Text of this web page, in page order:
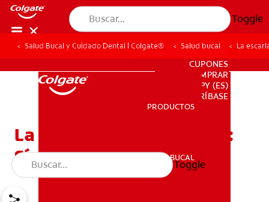
Toggle
PRODUCTOS
SALUD BUCAL
PARA PROFESIONALES
CUPONES
DONDE COMPRAR
PY (ES)
SUSCRÍBASE
PRODUCTOS
SALUD BUCAL
Toggle
Salud Bucal y Cuidado Dental | Colgate® Salud bucal La
La escarlatina y la lengua:
Síntomas y riesgos